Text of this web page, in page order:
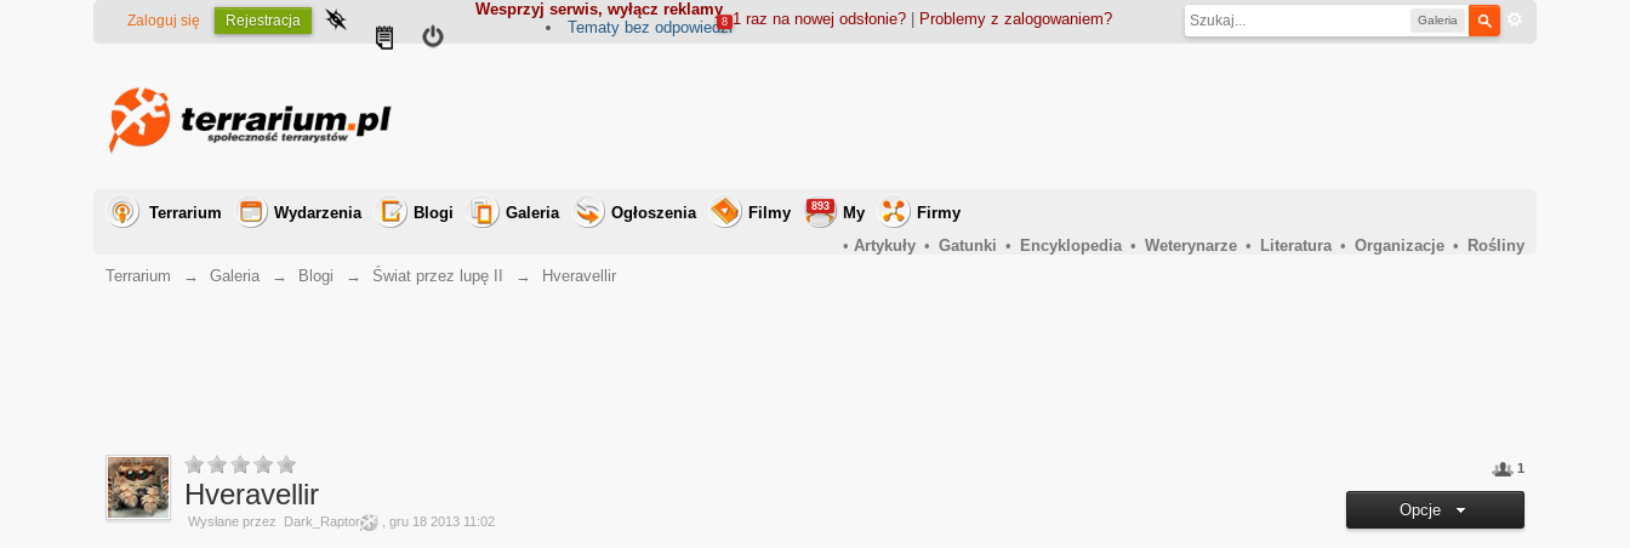
Wesprzyj serwis, wyłącz reklamy
Galeria
Zaloguj się Rejestracja 1 raz na nowej odsłonie?| Problemy z zalogowaniem?
Tematy bez odpowiedzi
8
Terrarium Wydarzenia Blogi Galeria Ogłoszenia Filmy My
893
Firmy
• Artykuły • Gatunki • Encyklopedia • Weterynarze • Literatura • Organizacje •
Rośliny
Terrarium
→ Galeria → Blogi → Świat przez lupę II → Hveravellir
1
Opcje
Hveravellir
Wysłane przez Dark_Raptor , gru 18 2013 11:02